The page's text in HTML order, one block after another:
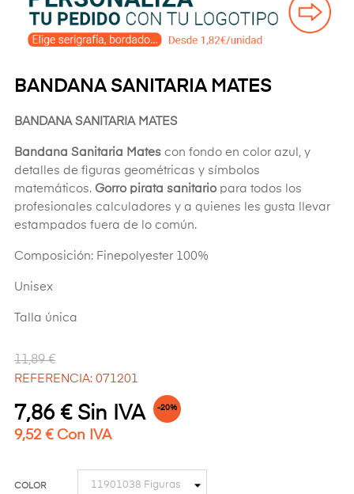
BANDANA SANITARIA MATES
BANDANA SANITARIA MATES
Bandana Sanitaria Mates con fondo en color azul, y
detalles de figuras geométricas y símbolos
matemáticos. Gorro pirata sanitario para todos los
profesionales calculadores y a quienes les gusta llevar
estampados fuera de lo común.
Composición: Finepolyester 100%
Unisex
Talla única
11,89 €
REFERENCIA: 071201
7,86 € Sin IVA -20%
9,52 € Con IVA
COLOR